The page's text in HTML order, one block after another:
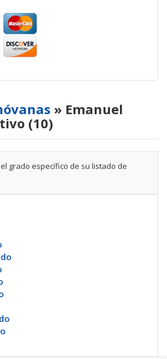
» Emanuel
(10)
grado específico de su listado de